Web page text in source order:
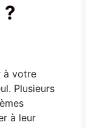
à votre
Plusieurs
à leur